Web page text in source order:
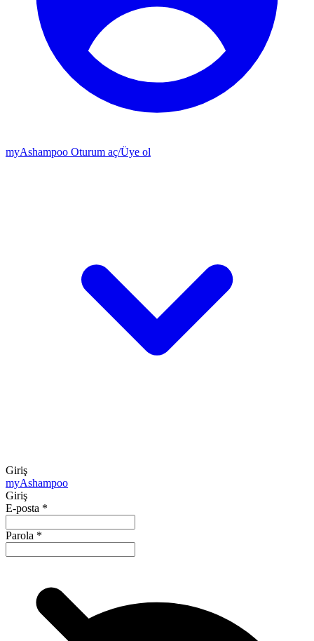
myAshampoo Oturum aç/Üye ol
Giriş
myAshampoo
Giriş
E-posta *
Parola *